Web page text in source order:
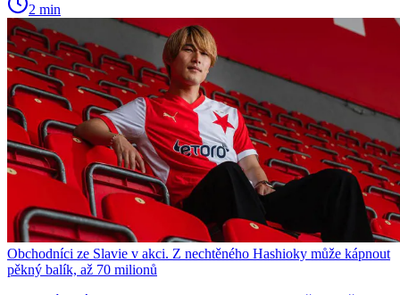
2 min
Obchodníci ze Slavie v akci. Z nechtěného Hashioky může kápnout
pěkný balík, až 70 milionů